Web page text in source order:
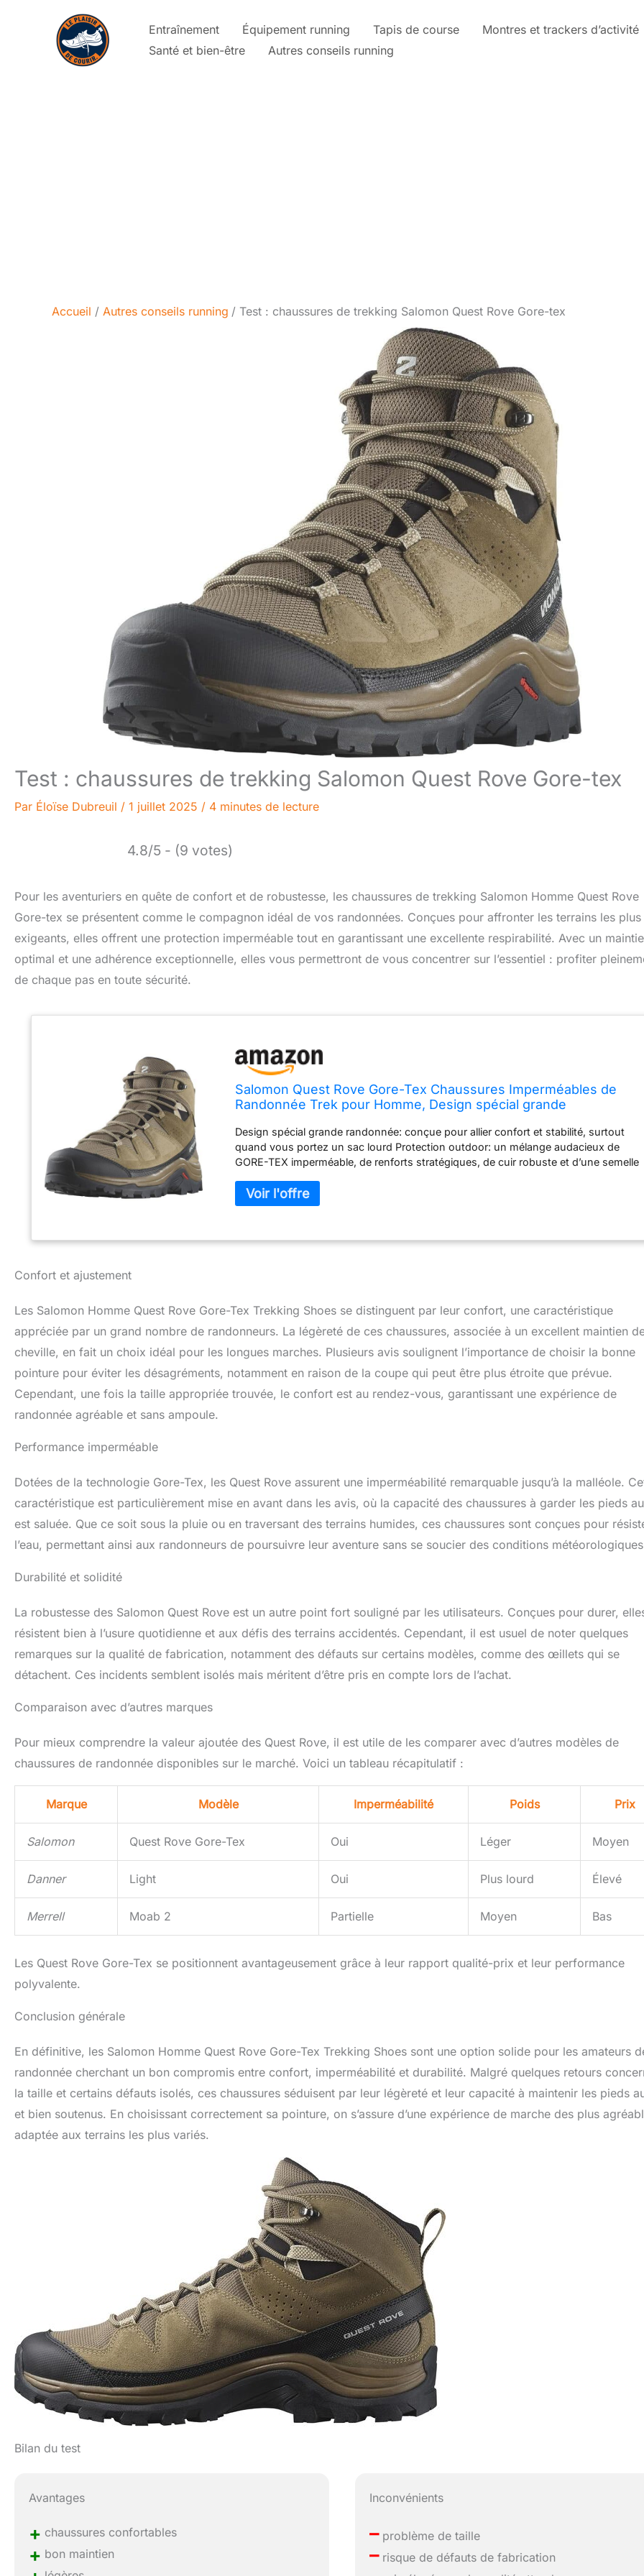
Entraînement Équipement running Tapis de course
Montres et trackers d’activité
Santé et bien-être
Autres conseils running
Accueil Autres conseils running Test : chaussures de trekking Salomon Quest Rove Gore-tex
Test : chaussures de trekking Salomon Quest Rove Gore-tex
Par Éloïse Dubreuil / 1 juillet 2025 / 4 minutes de lecture
4.8/5 - (9 votes)
Pour les aventuriers en quête de confort et de robustesse, les chaussures de trekking Salomon Homme Quest Rove
Gore-tex se présentent comme le compagnon idéal de vos randonnées. Conçues pour affronter les terrains les plus
exigeants, elles offrent une protection imperméable tout en garantissant une excellente respirabilité. Avec un
optimal et une adhérence exceptionnelle, elles vous permettront de vous concentrer sur l’essentiel : profiter
de chaque pas en toute sécurité.
Salomon Quest Rove Gore-Tex Chaussures Imperméables de
Randonnée Trek pour Homme, Design spécial grande
Kangaroo, 43 1/3
Design spécial grande randonnée: conçue pour allier confort et stabilité, surtout
quand vous portez un sac lourd Protection outdoor: un mélange audacieux de
GORE-TEX imperméable, de renforts stratégiques, de cuir robuste et d’une semelle
distances avec sa tige tout cuir, sa membrane GORE-TEX et son bloc semelle
salomon aux performances éprouvées
Confort et ajustement
Les Salomon Homme Quest Rove Gore-Tex Trekking Shoes se distinguent par leur confort, une caractéristique
appréciée par un grand nombre de randonneurs. La légèreté de ces chaussures, associée à un excellent maintien
cheville, en fait un choix idéal pour les longues marches. Plusieurs avis soulignent l’importance de choisir la bonne
pointure pour éviter les désagréments, notamment en raison de la coupe qui peut être plus étroite que prévue.
Cependant, une fois la taille appropriée trouvée, le confort est au rendez-vous, garantissant une expérience de
randonnée agréable et sans ampoule.
Performance imperméable
Dotées de la technologie Gore-Tex, les Quest Rove assurent une imperméabilité remarquable jusqu’à la malléole.
caractéristique est particulièrement mise en avant dans les avis, où la capacité des chaussures à garder les pieds
est saluée. Que ce soit sous la pluie ou en traversant des terrains humides, ces chaussures sont conçues pour
l’eau, permettant ainsi aux randonneurs de poursuivre leur aventure sans se soucier des conditions
Durabilité et solidité
La robustesse des Salomon Quest Rove est un autre point fort souligné par les utilisateurs. Conçues pour durer,
résistent bien à l’usure quotidienne et aux défis des terrains accidentés. Cependant, il est usuel de noter quelques
remarques sur la qualité de fabrication, notamment des défauts sur certains modèles, comme des œillets qui se
détachent. Ces incidents semblent isolés mais méritent d’être pris en compte lors de l’achat.
Comparaison avec d’autres marques
Pour mieux comprendre la valeur ajoutée des Quest Rove, il est utile de les comparer avec d’autres modèles de
chaussures de randonnée disponibles sur le marché. Voici un tableau récapitulatif :
Marque Modèle Imperméabilité Poids Prix
Salomon Quest Rove Gore-Tex Oui Léger Moyen
Danner Light Oui Plus lourd Élevé
Merrell Moab 2 Partielle Moyen Bas
Les Quest Rove Gore-Tex se positionnent avantageusement grâce à leur rapport qualité-prix et leur performance
polyvalente.
Conclusion générale
En définitive, les Salomon Homme Quest Rove Gore-Tex Trekking Shoes sont une option solide pour les amateurs
randonnée cherchant un bon compromis entre confort, imperméabilité et durabilité. Malgré quelques retours
la taille et certains défauts isolés, ces chaussures séduisent par leur légèreté et leur capacité à maintenir les pieds
et bien soutenus. En choisissant correctement sa pointure, on s’assure d’une expérience de marche des plus
adaptée aux terrains les plus variés.
Bilan du test
Avantages
+ chaussures confortables
+ bon maintien
Inconvénients
–problème de taille
–risque de défauts de fabrication